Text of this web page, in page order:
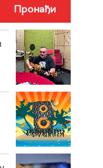
РОКЕНРОЛЕР
ЏУБОКС
ВРТЕШКА